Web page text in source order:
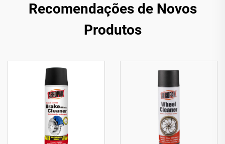
Recomendações de Novos
Produtos